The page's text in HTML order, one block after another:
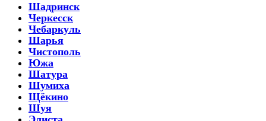
Шадринск
Черкесск
Чебаркуль
Шарья
Чистополь
Южа
Шатура
Шумиха
Щёкино
Шуя